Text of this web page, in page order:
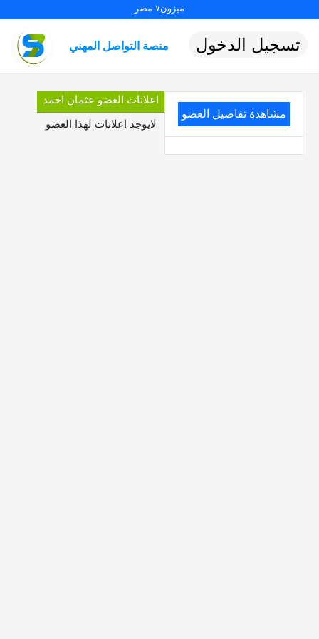
ميزون٧ مصر
منصة التواصل المهني تسجيل الدخول
مشاهدة تفاصيل العضو
اعلانات العضو عثمان احمد
لايوجد اعلانات لهذا العضو